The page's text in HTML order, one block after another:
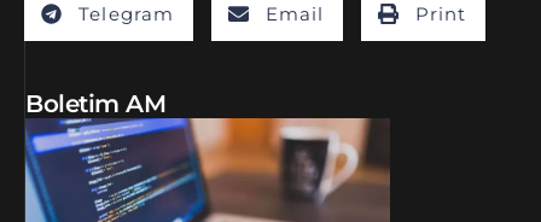
Telegram Email Print
Boletim AM